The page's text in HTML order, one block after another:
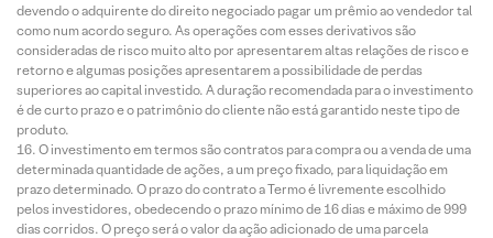
devendo o adquirente do direito negociado pagar um prêmio ao vendedor tal
como num acordo seguro. As operações com esses derivativos são
consideradas de risco muito alto por apresentarem altas relações de risco e
retorno e algumas posições apresentarem a possibilidade de perdas
superiores ao capital investido. A duração recomendada para o investimento
é de curto prazo e o patrimônio do cliente não está garantido neste tipo de
produto.
O investimento em termos são contratos para compra ou a venda de uma
determinada quantidade de ações, a um preço fixado, para liquidação em
prazo determinado. O prazo do contrato a Termo é livremente escolhido
pelos investidores, obedecendo o prazo mínimo de 16 dias e máximo de 999
dias corridos. O preço será o valor da ação adicionado de uma parcela